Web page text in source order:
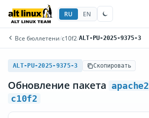
RU EN
Все бюллетени/c10f2/ALT-PU-2025-9375-3
ALT-PU-2025-9375-3 Скопировать
Обновление пакета apache2
c10f2